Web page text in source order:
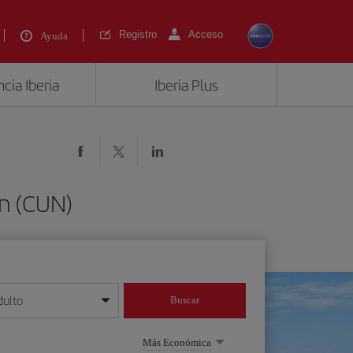
Ayuda Registro Acceso
Iberia Iberia Plus
(CUN)
mes/año
Buscar
Más Económica